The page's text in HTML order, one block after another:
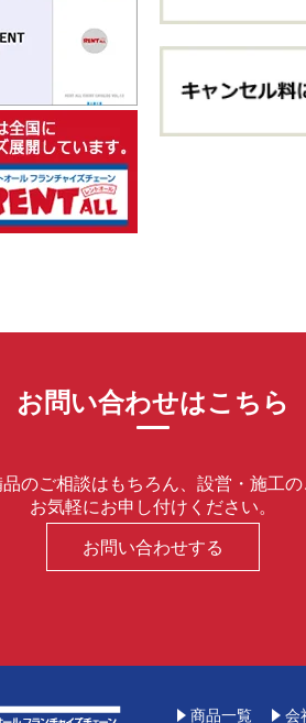
お問い合わせはこちら
品のご相談はもちろん、設営・施工
お気軽にお申し付けください。
お問い合わせする
商品一覧 会